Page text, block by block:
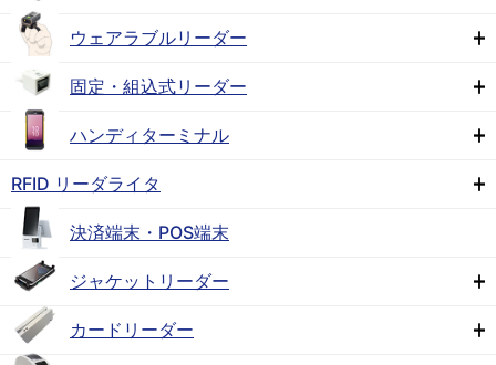
ウェアラブルリーダー
固定・組込式リーダー
ハンディターミナル
RFID リーダライタ
決済端末・POS端末
ジャケットリーダー
カードリーダー